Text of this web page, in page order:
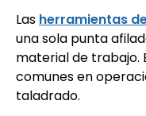
Las herramientas
una sola punta
material de trabajo.
comunes en
taladrado.